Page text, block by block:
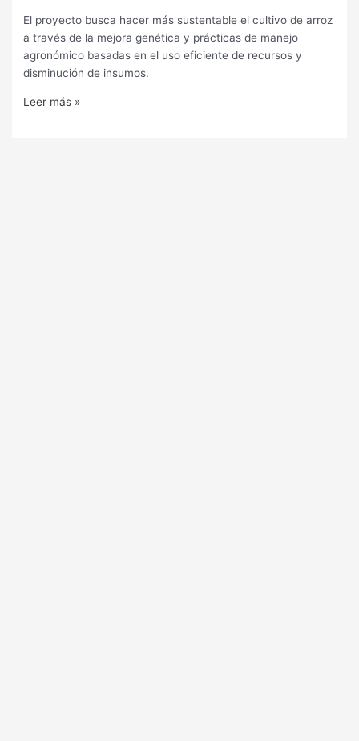
El proyecto busca hacer más sustentable el cultivo de arroz
a través de la mejora genética y prácticas de manejo
agronómico basadas en el uso eficiente de recursos y
disminución de insumos.
Leer más »